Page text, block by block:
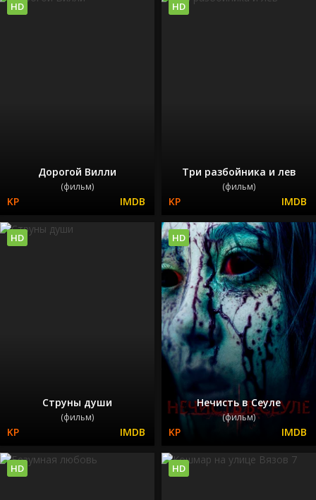
Дорогой Вилли
(фильм)
HD
Три разбойника и лев
(фильм)
HD
Струны души
(фильм)
HD
Нечисть в Сеуле
(фильм)
HD
HD HD